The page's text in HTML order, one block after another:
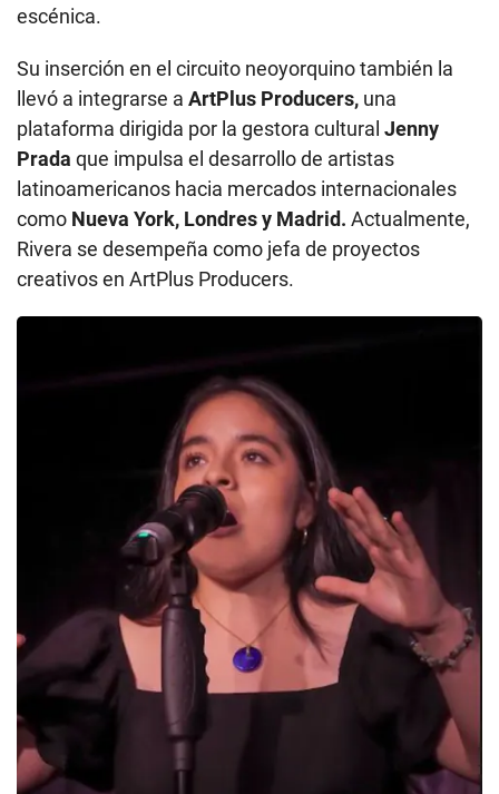
escénica.
Su inserción en el circuito neoyorquino también la
llevó a integrarse a ArtPlus Producers, una
plataforma dirigida por la gestora cultural Jenny
Prada que impulsa el desarrollo de artistas
latinoamericanos hacia mercados internacionales
como Nueva York, Londres y Madrid. Actualmente,
Rivera se desempeña como jefa de proyectos
creativos en ArtPlus Producers.